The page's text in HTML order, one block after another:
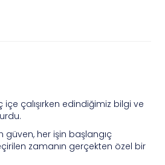
çalışırken edindiğimiz bilgi ve
güven, her işin başlangıç
zamanın gerçekten özel bir